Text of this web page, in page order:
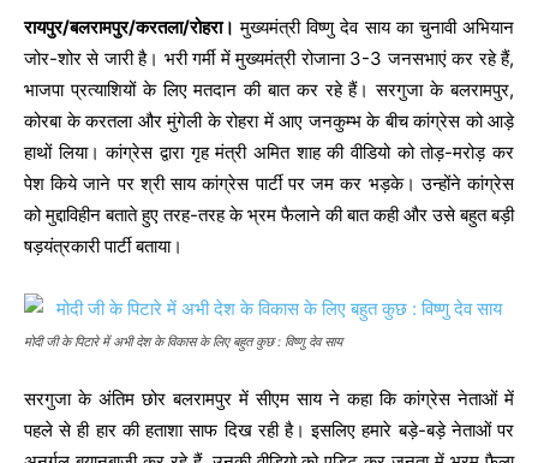
रायपुर/बलरामपुर/करतला/रोहरा। मुख्यमंत्री विष्णु देव साय का चुनावी अभियान
जोर-शोर से जारी है। भरी गर्मी में मुख्यमंत्री रोजाना 3-3 जनसभाएं कर रहे हैं,
भाजपा प्रत्याशियों के लिए मतदान की बात कर रहे हैं। सरगुजा के बलरामपुर,
कोरबा के करतला और मुंगेली के रोहरा में आए जनकुम्भ के बीच कांग्रेस को आड़े
हाथों लिया। कांग्रेस द्वारा गृह मंत्री अमित शाह की वीडियो को तोड़-मरोड़ कर
पेश किये जाने पर श्री साय कांग्रेस पार्टी पर जम कर भड़के। उन्होंने कांग्रेस
को मुद्दाविहीन बताते हुए तरह-तरह के भ्रम फैलाने की बात कही और उसे बहुत बड़ी
षड़यंत्रकारी पार्टी बताया।
मोदी जी के पिटारे में अभी देश के विकास के लिए बहुत कुछ : विष्णु देव साय
सरगुजा के अंतिम छोर बलरामपुर में सीएम साय ने कहा कि कांग्रेस नेताओं में
पहले से ही हार की हताशा साफ दिख रही है। इसलिए हमारे बड़े-बड़े नेताओं पर